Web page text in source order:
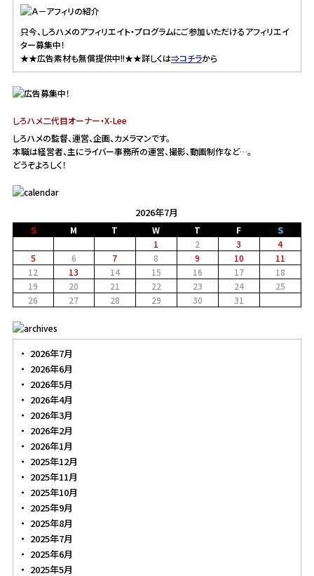
只今、しろハメのアフィリエイト・プログラムにご参加いただけるアフィリエイ
ター募集中！
★★広告素材も無償提供中!!★★詳しくは⇒コチラから
しろハメ二代目オーナー・X-Lee
しろハメの監督、運営、企画、カメラマンです。
本職は経営者、主にライバー事務所の運営、撮影、動画制作など…。
どうぞよろしく！
2026年7月
Ｓ M T W T F
Ｓ
1
2 3
4
5
6 7 8 9 10
11
12
13 14 15 16 17
18
19
20 21 22 23 24
25
26
27 28 29 30 31
2026年7月
2026年6月
2026年5月
2026年4月
2026年3月
2026年2月
2026年1月
2025年12月
2025年11月
2025年10月
2025年9月
2025年8月
2025年7月
2025年6月
2025年5月